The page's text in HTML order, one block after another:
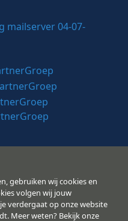
mailserver 04-07-
gebruiken wij cookies en
volgen wij jouw
verdergaat op onze website
Meer weten? Bekijk onze